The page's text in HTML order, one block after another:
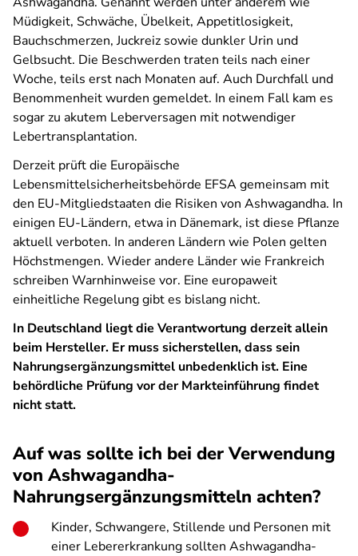
Müdigkeit, Schwäche, Übelkeit, Appetitlosigkeit,
Bauchschmerzen, Juckreiz sowie dunkler Urin und
Gelbsucht. Die Beschwerden traten teils nach einer
Woche, teils erst nach Monaten auf. Auch Durchfall und
Benommenheit wurden gemeldet. In einem Fall kam es
sogar zu akutem Leberversagen mit notwendiger
Lebertransplantation.
Derzeit prüft die Europäische
Lebensmittelsicherheitsbehörde EFSA gemeinsam mit
den EU-Mitgliedstaaten die Risiken von Ashwagandha. In
einigen EU-Ländern, etwa in Dänemark, ist diese Pflanze
aktuell verboten. In anderen Ländern wie Polen gelten
Höchstmengen. Wieder andere Länder wie Frankreich
schreiben Warnhinweise vor. Eine europaweit
einheitliche Regelung gibt es bislang nicht.
In Deutschland liegt die Verantwortung derzeit allein
beim Hersteller. Er muss sicherstellen, dass sein
Nahrungsergänzungsmittel unbedenklich ist. Eine
behördliche Prüfung vor der Markteinführung findet
nicht statt.
Auf was sollte ich bei der Verwendung
von Ashwagandha-
Nahrungsergänzungsmitteln achten?
Kinder, Schwangere, Stillende und Personen mit
einer Lebererkrankung sollten Ashwagandha-